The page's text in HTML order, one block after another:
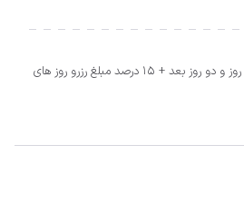
100 درصد مبلغ رزرو همان روز و دو روز بعد + 15 درصد مبلغ رزرو روز های